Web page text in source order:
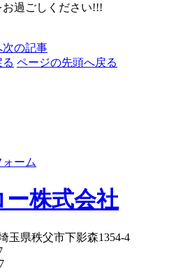
過ごしください!!!
次の記事
ページの先頭へ戻る
ーム
株式会社
玉県秩父市下影森1354-4